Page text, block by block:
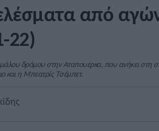
από
22)
δρόμου στην Αταπουέρκα, που ανήκει στη
και η Μπεατρίς Τσέμπετ.